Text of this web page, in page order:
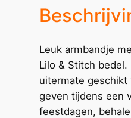
Leuk armbandje
Lilo & Stitch bedel.
uitermate geschikt
geven tijdens een
feestdagen,